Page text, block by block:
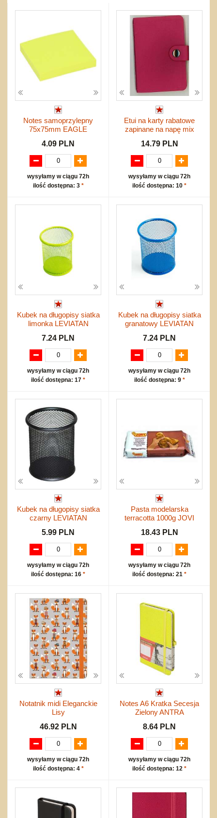
Dźwiekowe
Bajkowe
Inne
Maty do zabawy
Do rozkręcania
Bąki
Pojazdy
Inne
do koszykówki
Wyprzedaż
Promocje
Zakupy hurtowe
Koszty przesyłki
Regulamin
Kontakt
Mapa produktów
Notes samoprzylepny
75x75mm EAGLE
4.09 PLN
wysyłamy w ciągu 72h
ilość dostępna: 3 *
Etui na karty rabatowe
zapinane na napę mix
14.79 PLN
wysyłamy w ciągu 72h
ilość dostępna: 10 *
Kubek na długopisy siatka
limonka LEVIATAN
7.24 PLN
wysyłamy w ciągu 72h
ilość dostępna: 17 *
Kubek na długopisy siatka
granatowy LEVIATAN
7.24 PLN
wysyłamy w ciągu 72h
ilość dostępna: 9 *
Kubek na długopisy siatka
czarny LEVIATAN
5.99 PLN
wysyłamy w ciągu 72h
ilość dostępna: 16 *
Pasta modelarska
terracotta 1000g JOVI
18.43 PLN
wysyłamy w ciągu 72h
ilość dostępna: 21 *
Notatnik midi Eleganckie
Lisy
46.92 PLN
wysyłamy w ciągu 72h
ilość dostępna: 4 *
Notes A6 Kratka Secesja
Zielony ANTRA
8.64 PLN
wysyłamy w ciągu 72h
ilość dostępna: 12 *